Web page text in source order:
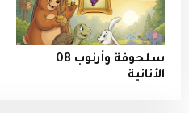
سلحوفة وأرنوب 08
الأنانية